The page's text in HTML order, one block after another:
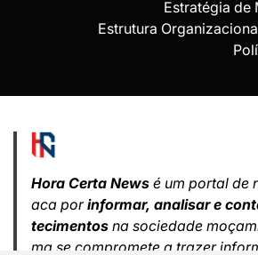
Estratégia de
Estrutura
Hora Certa News é um portal de
aca porinformar, analisar e
tecimentos na sociedade
ma se compromete a trazer